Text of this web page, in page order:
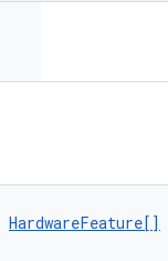
HardwareFeature[]